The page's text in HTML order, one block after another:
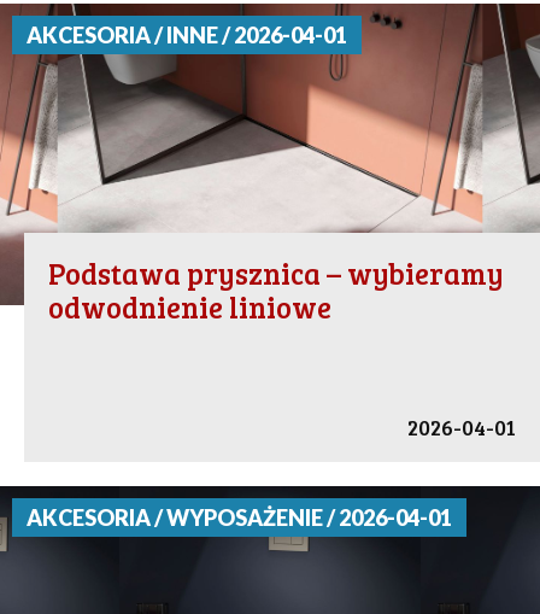
AKCESORIA / INNE / 2026-04-01
Podstawa prysznica – wybieramy
odwodnienie liniowe
2026-04-01
AKCESORIA / WYPOSAŻENIE / 2026-04-01